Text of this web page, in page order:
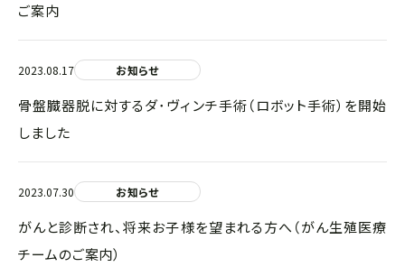
ご案内
2023.08.17 お知らせ
骨盤臓器脱に対するダ･ヴィンチ手術（ロボット手術）を開始
しました
2023.07.30 お知らせ
がんと診断され、将来お子様を望まれる方へ（がん生殖医療
チームのご案内）